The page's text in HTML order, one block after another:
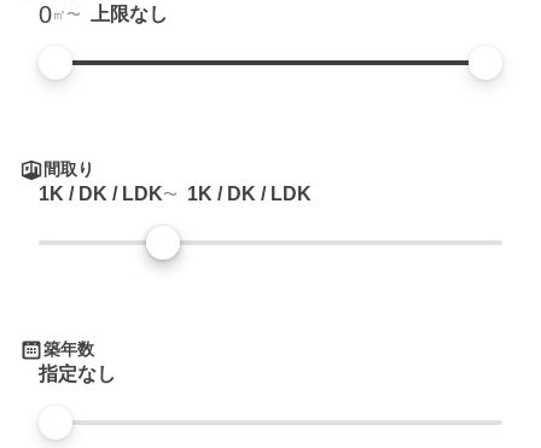
0㎡ 上限なし
間取り
1K / DK / LDK 1K / DK / LDK
築年数
指定なし